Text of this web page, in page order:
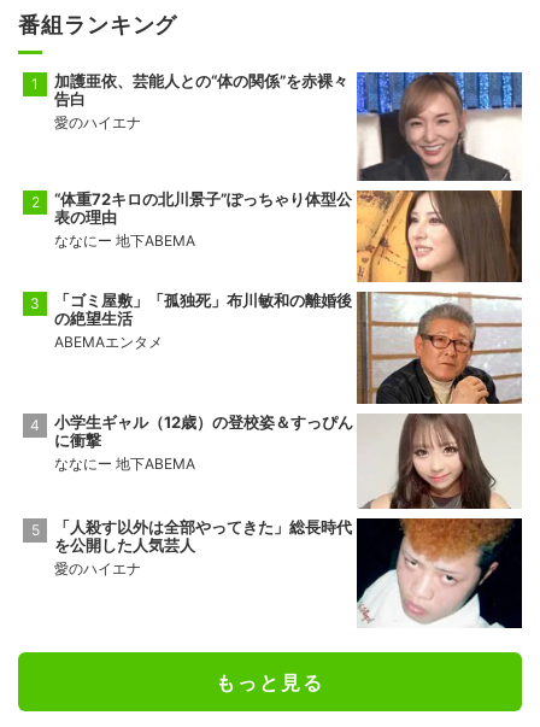
番組ランキング
加護亜依、芸能人との“体の関係”を赤裸々
告白
愛のハイエナ
“体重72キロの北川景子”ぽっちゃり体型公
表の理由
ななにー 地下ABEMA
「ゴミ屋敷」「孤独死」布川敏和の離婚後
の絶望生活
ABEMAエンタメ
小学生ギャル（12歳）の登校姿＆すっぴん
に衝撃
ななにー 地下ABEMA
「人殺す以外は全部やってきた」総長時代
を公開した人気芸人
愛のハイエナ
もっと見る